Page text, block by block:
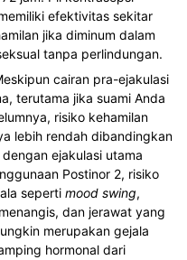
efektivitas sekitar
jika diminum dalam
tanpa perlindungan.
cairan pra-ejakulasi
terutama jika suami Anda
risiko kehamilan
lebih rendah dibandingkan
ejakulasi utama
Postinor 2, risiko
seperti mood swing,
dan jerawat yang
merupakan gejala
hormonal dari